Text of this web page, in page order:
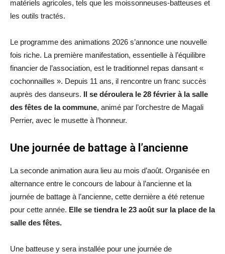
matériels agricoles, tels que les moissonneuses-batteuses et
les outils tractés.
Le programme des animations 2026 s’annonce une nouvelle
fois riche. La première manifestation, essentielle à l’équilibre
financier de l’association, est le traditionnel repas dansant «
cochonnailles ». Depuis 11 ans, il rencontre un franc succès
auprès des danseurs. Il se déroulera le 28 février à la salle
des fêtes de la commune, animé par l’orchestre de Magali
Perrier, avec le musette à l’honneur.
Une journée de battage à l’ancienne
La seconde animation aura lieu au mois d’août. Organisée en
alternance entre le concours de labour à l’ancienne et la
journée de battage à l’ancienne, cette dernière a été retenue
pour cette année. Elle se tiendra le 23 août sur la place de la
salle des fêtes.
Une batteuse y sera installée pour une journée de